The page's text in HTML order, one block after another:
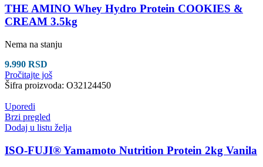
THE AMINO Whey Hydro Protein COOKIES &
CREAM 3.5kg
Nema na stanju
9.990 RSD
Pročitajte još
Šifra proizvoda: O32124450
Uporedi
Brzi pregled
Dodaj u listu želja
ISO-FUJI® Yamamoto Nutrition Protein 2kg Vanila